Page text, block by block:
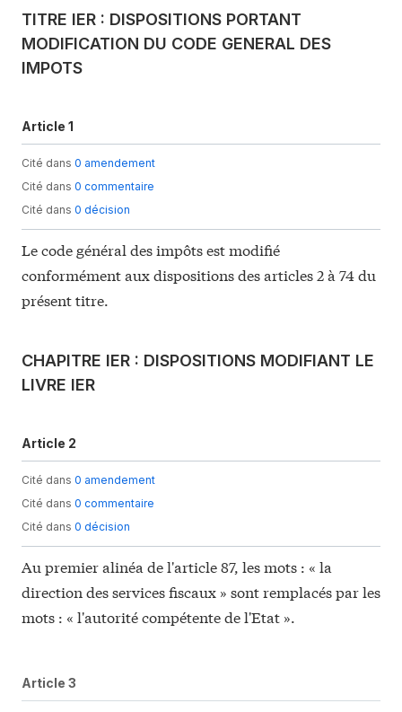
TITRE IER : DISPOSITIONS PORTANT
MODIFICATION DU CODE GENERAL DES
IMPOTS
Article 1
Cité dans 0 amendement
Cité dans 0 commentaire
Cité dans 0 décision
Le code général des impôts est modifié
conformément aux dispositions des articles 2 à 74 du
présent titre.
CHAPITRE IER : DISPOSITIONS MODIFIANT LE
LIVRE IER
Article 2
Cité dans 0 amendement
Cité dans 0 commentaire
Cité dans 0 décision
Au premier alinéa de l'article 87, les mots : « la
direction des services fiscaux » sont remplacés par les
mots : « l'autorité compétente de l'Etat ».
Article 3